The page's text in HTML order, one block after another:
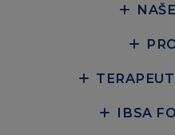
IBSA